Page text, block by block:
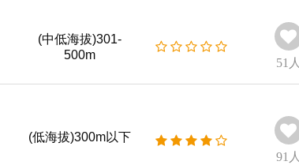
(中低海拔)301-
500m
51 人
(低海拔)300m以下
91 人